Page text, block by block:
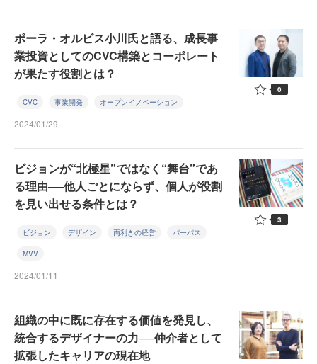
ポーラ・オルビス小川氏と語る、成長事
業投資としてのCVC構築とコーポレート
が果たす役割とは？
CVC 事業開発 オープンイノベーション
2024/01/29
0
ビジョンが“北極星”ではなく“舞台”であ
る理由──他人ごとにならず、個人が役割
を見い出せる条件とは？
ビジョン デザイン 両利きの経営 パーパス
MVV
2024/01/11
3
組織の中に既に存在する価値を発見し、
統合するデザイナーの力──仲介者として
拡張したキャリアの現在地